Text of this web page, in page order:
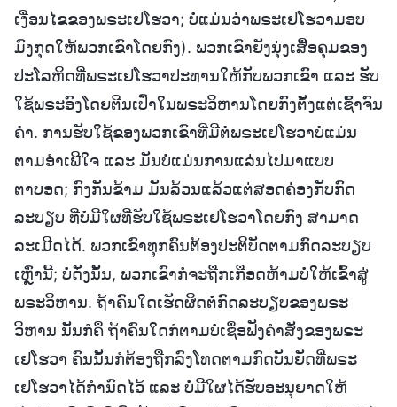
ເງື່ອນໄຂຂອງພຣະເຢໂຮວາ; ບໍ່ແມ່ນວ່າພຣະເຢໂຮວາມອບ
ມົງກຸດໃຫ້ພວກເຂົາໂດຍກົງ). ພວກເຂົາຍັງນຸ່ງເສື້ອຄຸມຂອງ
ປະໂລຫິດທີ່ພຣະເຢໂຮວາປະທານໃຫ້ກັບພວກເຂົາ ແລະ ຮັບ
ໃຊ້ພຣະອົງໂດຍຕີນເປົ່າໃນພຣະວິຫານໂດຍກົງຕັ້ງແຕ່ເຊົ້າຈົນ
ຄໍ່າ. ການຮັບໃຊ້ຂອງພວກເຂົາທີ່ມີຕໍ່ພຣະເຢໂຮວາບໍ່ແມ່ນ
ຕາມອໍາເພີໃຈ ແລະ ມັນບໍ່ແມ່ນການແລ່ນໄປມາແບບ
ຕາບອດ; ກົງກັນຂ້າມ ມັນລ້ວນແລ້ວແຕ່ສອດຄ່ອງກັບກົດ
ລະບຽບ ທີ່ບໍ່ມີໃຜທີ່ຮັບໃຊ້ພຣະເຢໂຮວາໂດຍກົງ ສາມາດ
ລະເມີດໄດ້. ພວກເຂົາທຸກຄົນຕ້ອງປະຕິບັດຕາມກົດລະບຽບ
ເຫຼົ່ານີ້; ບໍ່ດັ່ງນັ້ນ, ພວກເຂົາກໍຈະຖືກເກືອດຫ້າມບໍ່ໃຫ້ເຂົ້າສູ່
ພຣະວິຫານ. ຖ້າຄົນໃດເຮັດຜິດຕໍ່ກົດລະບຽບຂອງພຣະ
ວິຫານ ນັ້ນກໍຄື ຖ້າຄົນໃດກໍຕາມບໍ່ເຊື່ອຟັງຄຳສັ່ງຂອງພຣະ
ເຢໂຮວາ ຄົນນັ້ນກໍຕ້ອງຖືກລົງໂທດຕາມກົດບັນຍັດທີ່ພຣະ
ເຢໂຮວາໄດ້ກຳນົດໄວ້ ແລະ ບໍ່ມີໃຜໄດ້ຮັບອະນຸຍາດໃຫ້